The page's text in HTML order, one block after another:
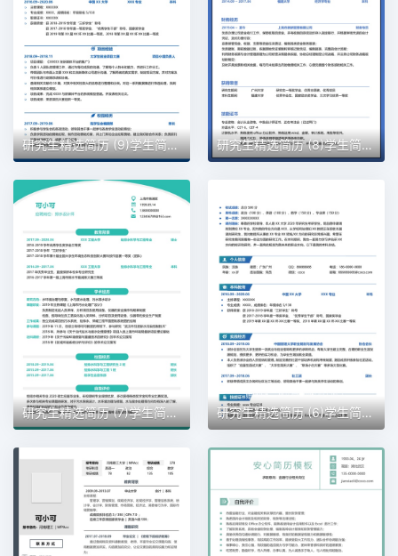
研究生精选简历 (9)学生简历word模板 研究生精选简历 (8)学生简历word模板
研究生精选简历 (7)学生简历word模板 研究生精选简历 (6)学生简历word模板